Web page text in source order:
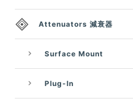
Attenuators 減衰器
Surface Mount
Plug-In